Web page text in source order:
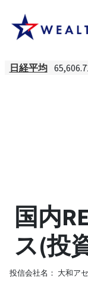
日経平均
国内
ス(投
投信会社名： 大和ア